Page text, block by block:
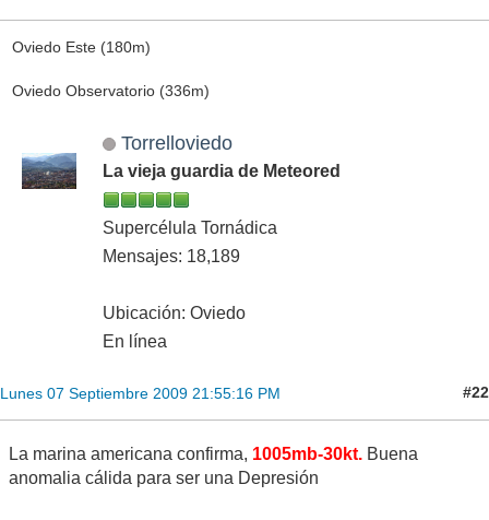
Oviedo Este (180m)
Oviedo Observatorio (336m)
Torrelloviedo
La vieja guardia de Meteored
Supercélula Tornádica
Mensajes: 18,189
Ubicación: Oviedo
En línea
Lunes 07 Septiembre 2009 21:55:16 PM #22
La marina americana confirma, 1005mb-30kt. Buena
anomalia cálida para ser una Depresión